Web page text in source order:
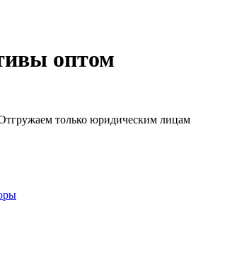
оптом
только юридическим лицам